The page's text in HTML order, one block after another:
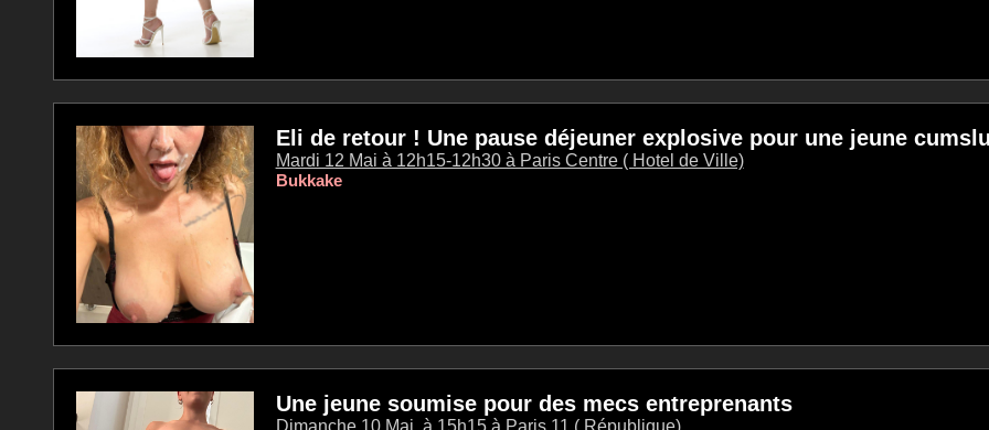
Eli de retour ! Une pause déjeuner explosive pour une jeune
Mardi 12 Mai à 12h15-12h30 à Paris Centre ( Hotel de Ville)
Bukkake
Une jeune soumise pour des mecs entreprenants
Dimanche 10 Mai à 15h15 à Paris 11 ( République)